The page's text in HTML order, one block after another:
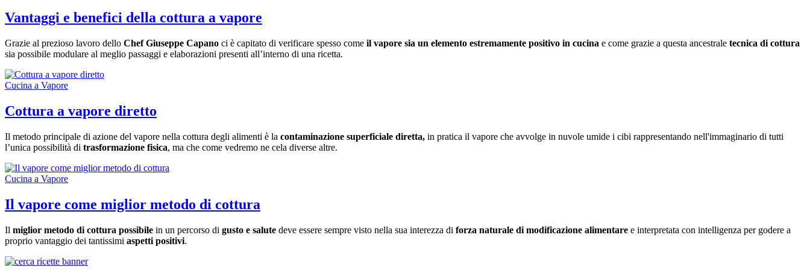
Vantaggi e benefici della cottura a vapore
Grazie al prezioso lavoro dello Chef Giuseppe Capano ci è capitato di verificare spesso come il vapore sia un elemento estremamente positivo in cucina e come grazie a questa ancestrale tecnica di cottura
sia possibile modulare al meglio passaggi e elaborazioni presenti all’interno di una ricetta.
Cucina a Vapore
Cottura a vapore diretto
Il metodo principale di azione del vapore nella cottura degli alimenti è la contaminazione superficiale diretta, in pratica il vapore che avvolge in nuvole umide i cibi rappresentando nell'immaginario di tutti
l’unica possibilità di trasformazione fisica, ma che come vedremo ne cela diverse altre.
Cucina a Vapore
Il vapore come miglior metodo di cottura
Il miglior metodo di cottura possibile in un percorso di gusto e salute deve essere sempre visto nella sua interezza di forza naturale di modificazione alimentare e interpretata con intelligenza per godere a
proprio vantaggio dei tantissimi aspetti positivi.